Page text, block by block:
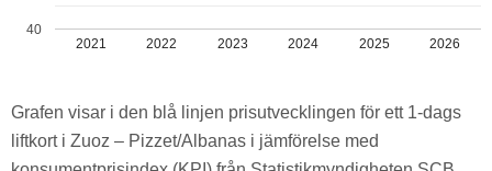
2021 2022 2023 2024 2025 2026
40
Grafen visar i den blå linjen prisutvecklingen för ett 1-dags
liftkort i Zuoz – Pizzet/​Albanas i jämförelse med